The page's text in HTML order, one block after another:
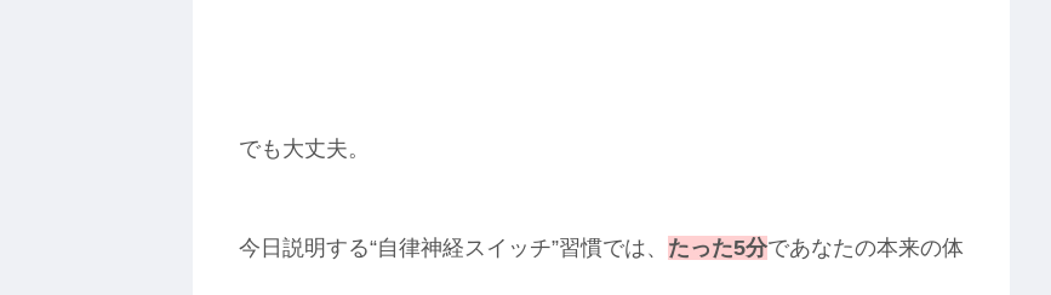
でも大丈夫。
今日説明する“自律神経スイッチ”習慣では、 たった5分であなたの本来の体